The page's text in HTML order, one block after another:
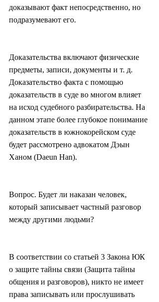
доказывают факт непосредственно, но
подразумевают его.
Доказательства включают физические
предметы, записи, документы и т. д.
Доказательство факта с помощью
доказательств в суде во многом влияет
на исход судебного разбирательства. На
данном этапе более глубокое понимание
доказательств в южнокорейском суде
будет рассмотрено адвокатом Дэын
Ханом (Daeun Han).
Вопрос. Будет ли наказан человек,
который записывает частный разговор
между другими людьми?
В соответствии со статьей 3 Закона ЮК
о защите тайны связи (Защита тайны
общения и разговоров), никто не имеет
права записывать или прослушивать